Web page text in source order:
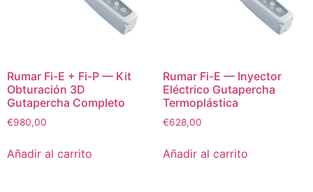
Rumar Fi-E + Fi-P — Kit
Obturación 3D
Gutapercha Completo
€980,00
Añadir al carrito
Rumar Fi-E — Inyector
Eléctrico Gutapercha
Termoplástica
€628,00
Añadir al carrito